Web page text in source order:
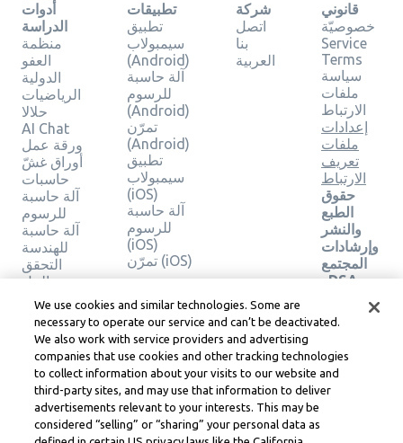
أدوات
الدراسة
منظمة
العفو
الدولية
الرياضيات
حلالا
AI Chat
ورقة عمل
أوراق غشّ
حاسبات
آلة حاسبة
للرسوم
آلة حاسبة
للهندسة
التحقق
من الحل
تطبيقات
تطبيق
سيمبولاب
(Android)
آلة حاسبة
للرسوم
(Android)
تمرّن
(Android)
تطبيق
سيمبولاب
(iOS)
آلة حاسبة
للرسوم
(iOS)
تمرّن (iOS)
شركة
اتصل
بنا
العربية
قانوني
خصوصيّة
Service
Terms
سياسة
ملفات
الارتباط
إعدادات
ملفات
تعريف
الارتباط
حقوق
الطبع
والنشر
وإرشادات
المجتمع
وDSA
القانونية
الأخرى
مركز
ليرنيو
القانوني
شروط
We use cookies and similar technologies. Some are
necessary to operate our service and can’t be deactivated.
We also work with service providers and advertising
companies that use cookies and other tracking technologies
to collect information about your visits to our website and
third-party sites, and may use that information to deliver
advertisements relevant to your interests. This may be
considered “selling” or “sharing” your personal data as